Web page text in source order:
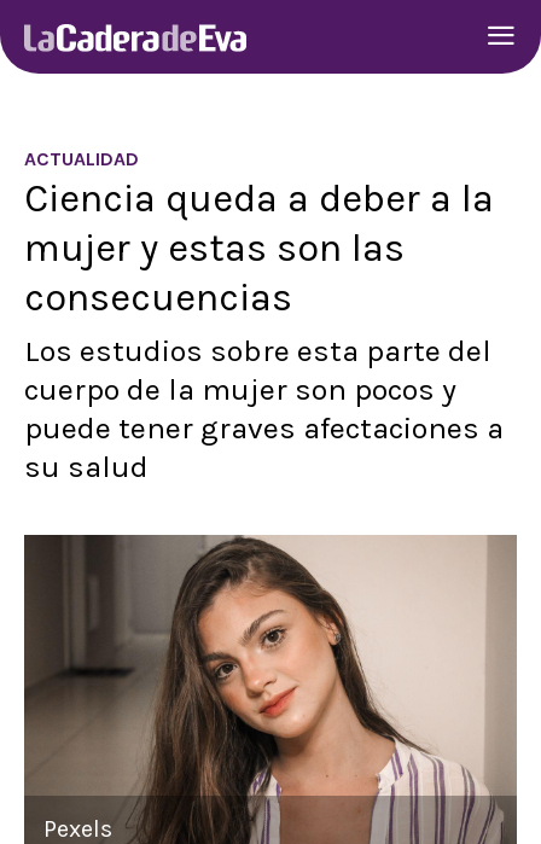
ACTUALIDAD
Ciencia queda a deber a la
mujer y estas son las
consecuencias
Los estudios sobre esta parte del
cuerpo de la mujer son pocos y
puede tener graves afectaciones a
su salud
Pexels